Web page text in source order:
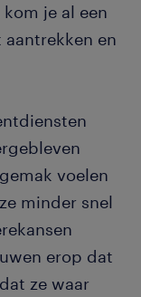
je al een
en
voelen
minder snel
erop dat
ze waar